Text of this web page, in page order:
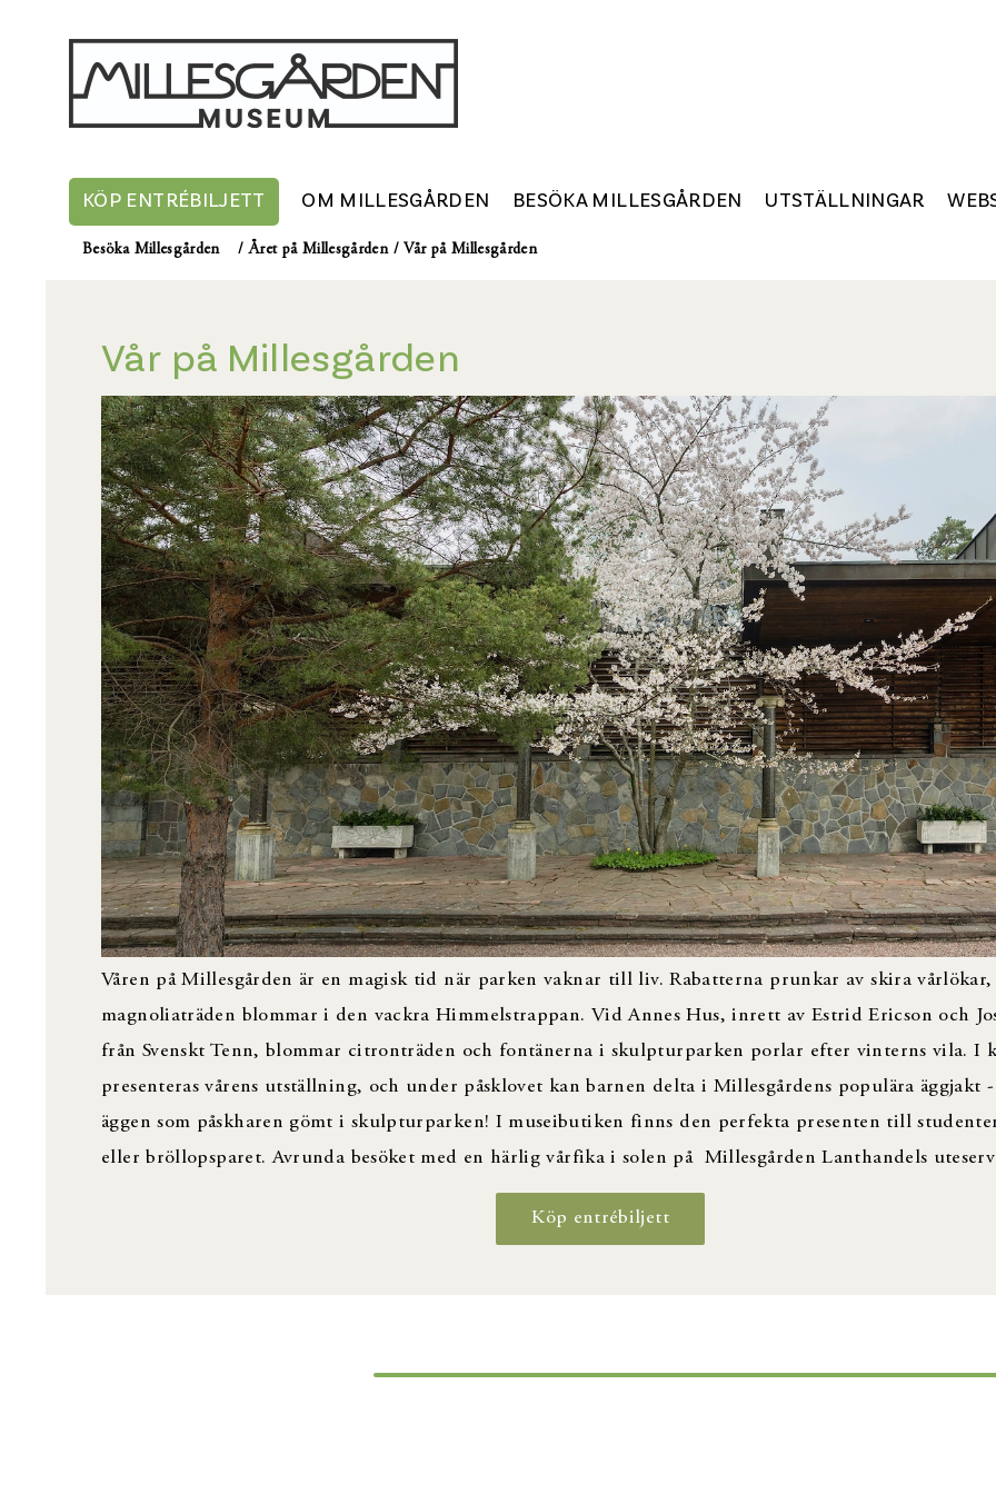
KÖP ENTRÉBILJETT OM MILLESGÅRDEN BESÖKA MILLESGÅRDEN UTSTÄLLNINGAR
Besöka Millesgården /Året på Millesgården / Vår på Millesgården
Vår på Millesgården
Våren på Millesgården är en magisk tid när parken vaknar till liv. Rabatterna prunkar av skira vårlökar,
magnoliaträden blommar i den vackra Himmelstrappan. Vid Annes Hus, inrett av Estrid Ericson och
från Svenskt Tenn, blommar citronträden och fontänerna i skulpturparken porlar efter vinterns vila. I
presenteras vårens utställning, och under påsklovet kan barnen delta i Millesgårdens populära äggjakt
äggen som påskharen gömt i skulpturparken! I museibutiken finns den perfekta presenten till
eller bröllopsparet. Avrunda besöket med en härlig vårfika i solen på Millesgården Lanthandels
Köp entrébiljett